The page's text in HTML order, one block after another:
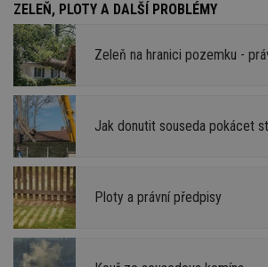
ZELEŇ, PLOTY A DALŠÍ PROBLÉMY
Zeleň na hranici pozemku -
Jak donutit souseda pokácet
Ploty a právní předpisy